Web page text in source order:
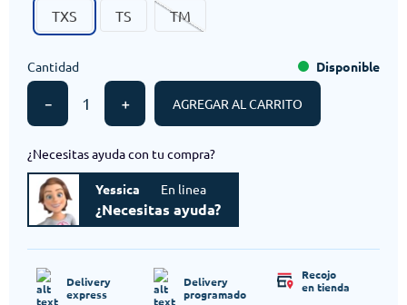
TXS TS TM
Cantidad
＋
－
Disponible
AGREGAR AL CARRITO
¿Necesitas ayuda con tu compra?
Yessica En linea
¿Necesitas ayuda?
Delivery
express
Delivery
programado
Recojo
en tienda